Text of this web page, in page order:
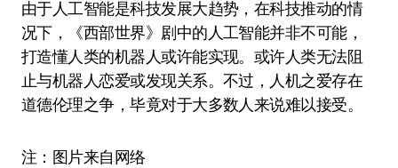
由于人工智能是科技发展大趋势，在科技推动的情
况下，《西部世界》剧中的人工智能并非不可能，
打造懂人类的机器人或许能实现。或许人类无法阻
止与机器人恋爱或发现关系。不过，人机之爱存在
道德伦理之争，毕竟对于大多数人来说难以接受。
注：图片来自网络